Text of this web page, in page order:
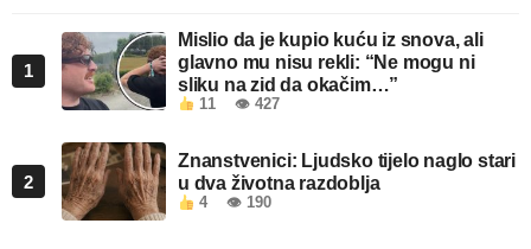
1
Mislio da je kupio kuću iz snova, ali
glavno mu nisu rekli: “Ne mogu ni
sliku na zid da okačim…”
11 👁 427
2
Znanstvenici: Ljudsko tijelo naglo stari
u dva životna razdoblja
4 👁 190